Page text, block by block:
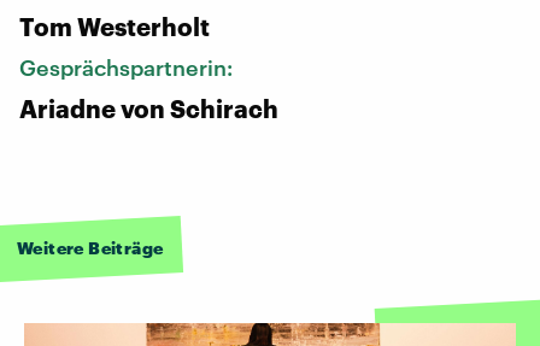
Tom Westerholt
Gesprächspartnerin:
Ariadne von Schirach
Weitere Beiträge